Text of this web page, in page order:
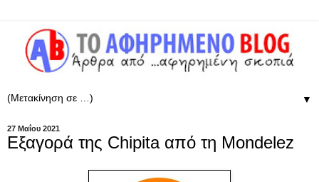
▼
27 Μαΐου 2021
Εξαγορά της Chipita από τη Mondelez